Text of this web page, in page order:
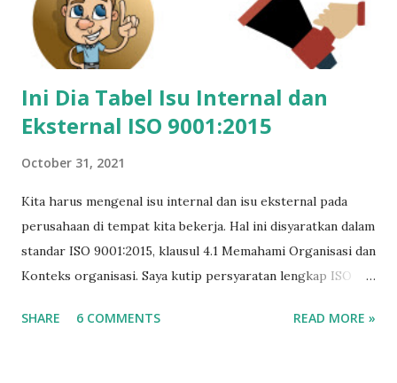
Ini Dia Tabel Isu Internal dan
Eksternal ISO 9001:2015
October 31, 2021
Kita harus mengenal isu internal dan isu eksternal pada
perusahaan di tempat kita bekerja. Hal ini disyaratkan dalam
standar ISO 9001:2015, klausul 4.1 Memahami Organisasi dan
Konteks organisasi. Saya kutip persyaratan lengkap ISO
Memahami organisasi dan konteksnya Organisasi harus
SHARE 6 COMMENTS READ MORE »